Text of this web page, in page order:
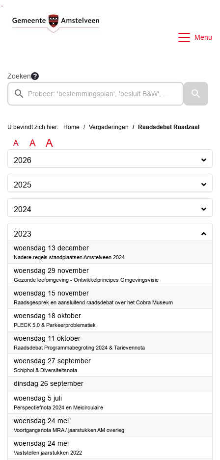
Menu
Zoeken
U bevindt zich hier: Home Vergaderingen Raadsdebat Raadzaal
A A A
2026
2025
2024
2023
woensdag 13 december2023
Nadere regels standplaatsen Amstelveen 2024
woensdag 29 november2023
Gezonde leefomgeving - Ontwikkelprincipes Omgevingsvisie
woensdag 15 november2023
Raadsgesprek en aansluitend raadsdebat over het Cobra Museum
woensdag 18 oktober2023
PLECK 5.0 & Parkeerproblematiek
woensdag 11 oktober2023
Raadsdebat Programmabegroting 2024 & Tarievennota
woensdag 27 september2023
Schiphol & Diversiteitsnota
dinsdag 26 september2023
woensdag 5 juli2023
Perspectiefnota 2024 en Meicirculaire
woensdag 24 mei2023
Voortgangsnota MRA / jaarstukken AM overleg
woensdag 24 mei2023
Vaststellen jaarstukken 2022